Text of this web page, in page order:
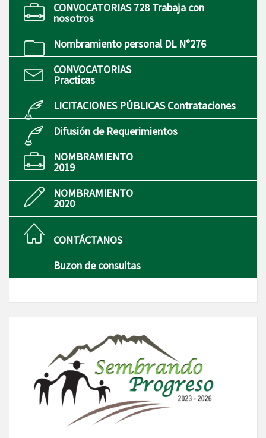
CONVOCATORIAS 728 Trabaja con
nosotros
Nombramiento personal DL N°276
CONVOCATORIAS
Practicas
LICITACIONES PÚBLICAS Contrataciones
Difusión de Requerimientos
NOMBRAMIENTO
2019
NOMBRAMIENTO
2020
CONTÁCTANOS
Buzon de consultas